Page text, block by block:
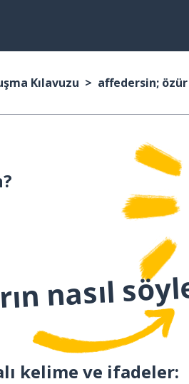
Kılavuzu affedersin;
nasıl
kelime ve ifadeler: